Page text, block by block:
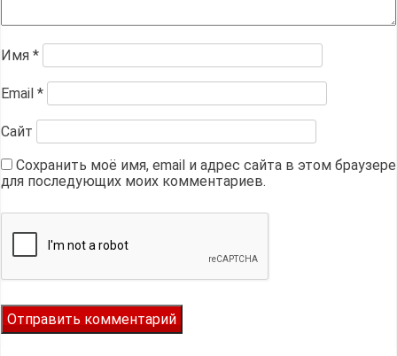
Имя *
Email *
Сайт
Сохранить моё имя, email и адрес сайта в этом браузере
для последующих моих комментариев.